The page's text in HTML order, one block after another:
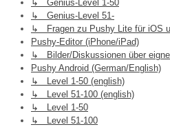
↳ Genius-Level 1-50
↳ Genius-Level 51-
↳ Fragen zu Pushy Lite für iOS
Pushy-Editor (iPhone/iPad)
↳ Bilder/Diskussionen über eigne
Pushy Android (German/English)
↳ Level 1-50 (english)
↳ Level 51-100 (english)
↳ Level 1-50
↳ Level 51-100